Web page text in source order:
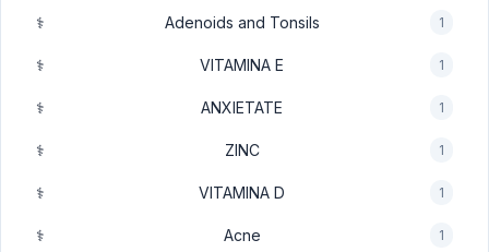
⚕️ Adenoids and Tonsils 1
⚕️ VITAMINA E 1
⚕️ ANXIETATE 1
⚕️ ZINC 1
⚕️ VITAMINA D 1
⚕️ Acne 1